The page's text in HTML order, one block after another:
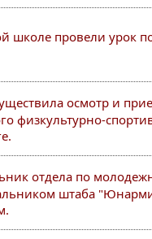
школе провели урок
осмотр и
физкультурно-
отдела по
штаба